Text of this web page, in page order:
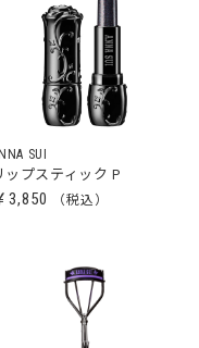
SUI
ップスティック P
3,850